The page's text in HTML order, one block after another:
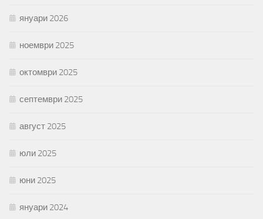
януари 2026
ноември 2025
октомври 2025
септември 2025
август 2025
юли 2025
юни 2025
януари 2024